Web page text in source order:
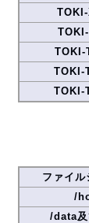
TOKI-
TOKI-
TOKI-
TOKI-
ファイル
/
/data